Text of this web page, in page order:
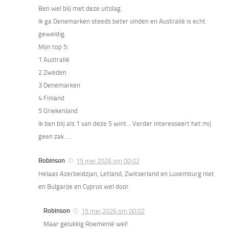
Ben wel blij met deze uitslag.
Ik ga Denemarken steeds beter vinden en Australië is echt
geweldig.
Mijn top 5:
1 Australië
2 Zweden
3 Denemarken
4 Finland
5 Griekenland
Ik ben blij als 1 van deze 5 wint… Verder interesseert het mij
geen zak…..
Robinson
15 mei 2026 om 00:02
Helaas Azerbeidzjan, Letland, Zwitserland en Luxemburg niet
en Bulgarije en Cyprus wel door.
Robinson
15 mei 2026 om 00:02
Maar gelukkig Roemenië wel!